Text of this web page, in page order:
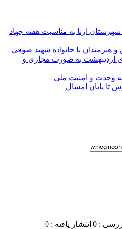
ازنا به مناسبت هفته جهاد
و هنرمندان با خانواده شهید صوفی
اردیبهشت به صورت مجازی و
وحدت و امنیت ملی
پایان امسال
: 0 انتشار یافته : 0